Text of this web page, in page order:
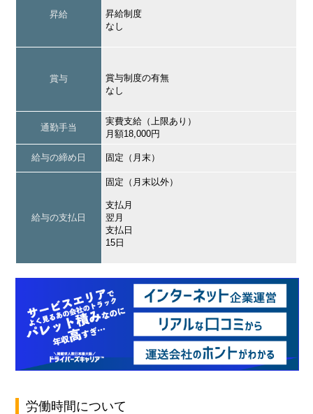
昇給
昇給制度
なし
賞与
賞与制度の有無
なし
通勤手当
実費支給（上限あり）
月額18,000円
給与の締め日 固定（月末）
給与の支払日
固定（月末以外）
支払月
翌月
支払日
15日
労働時間について